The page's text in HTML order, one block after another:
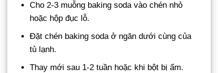
Cho 2-3 muỗng baking soda vào chén nhỏ
hoặc hộp đục lỗ.
Đặt chén baking soda ở ngăn dưới cùng của
tủ lạnh.
Thay mới sau 1-2 tuần hoặc khi bột bị ẩm.